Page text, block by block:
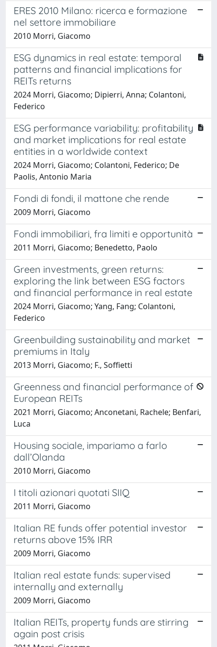
ERES 2010 Milano: ricerca e formazione
nel settore immobiliare
2010 Morri, Giacomo
ESG dynamics in real estate: temporal
patterns and financial implications for
REITs returns
2024 Morri, Giacomo; Dipierri, Anna; Colantoni,
Federico
ESG performance variability: profitability
and market implications for real estate
entities in a worldwide context
2024 Morri, Giacomo; Colantoni, Federico; De
Paolis, Antonio Maria
Fondi di fondi, il mattone che rende
2009 Morri, Giacomo
Fondi immobiliari, fra limiti e opportunità
2011 Morri, Giacomo; Benedetto, Paolo
Green investments, green returns:
exploring the link between ESG factors
and financial performance in real estate
2024 Morri, Giacomo; Yang, Fang; Colantoni,
Federico
Greenbuilding sustainability and market
premiums in Italy
2013 Morri, Giacomo; F., Soffietti
Greenness and financial performance of
European REITs
2021 Morri, Giacomo; Anconetani, Rachele; Benfari,
Luca
Housing sociale, impariamo a farlo
dall’Olanda
2010 Morri, Giacomo
I titoli azionari quotati SIIQ
2011 Morri, Giacomo
Italian RE funds offer potential investor
returns above 15% IRR
2009 Morri, Giacomo
Italian real estate funds: supervised
internally and externally
2009 Morri, Giacomo
Italian REITs, property funds are stirring
again post crisis